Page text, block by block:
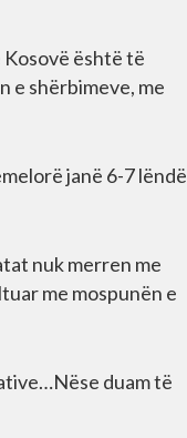
Kosovë është të
e shërbimeve, me
janë 6-7 lëndë
nuk merren me
me mospunën e
duam të